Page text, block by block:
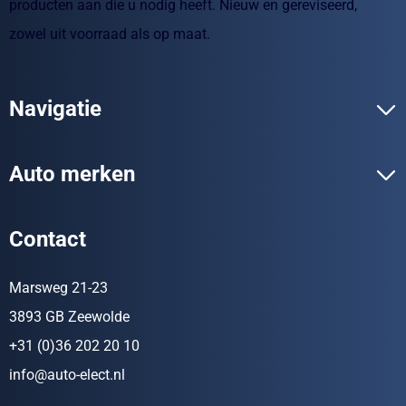
producten aan die u nodig heeft. Nieuw en gereviseerd,
zowel uit voorraad als op maat.
Navigatie
Auto merken
Contact
Marsweg 21-23
3893 GB Zeewolde
+31 (0)36 202 20 10
info@auto-elect.nl